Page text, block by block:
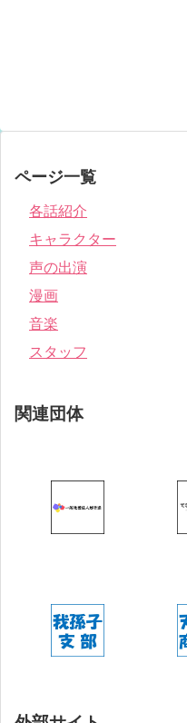
ページ一覧
各話紹介
キャラクター
声の出演
漫画
音楽
スタッフ
関連団体